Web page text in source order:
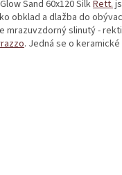
Sand 60x120 SilkRett.
obklad a dlažba do
mrazuvzdorný slinutý -
. Jedná se o